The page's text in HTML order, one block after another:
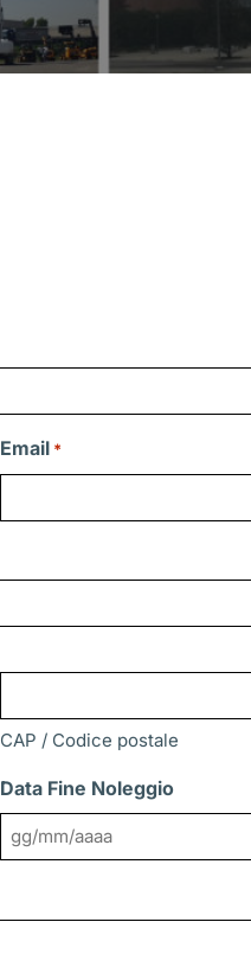
Email *
CAP / Codice postale
Data Fine Noleggio
GG